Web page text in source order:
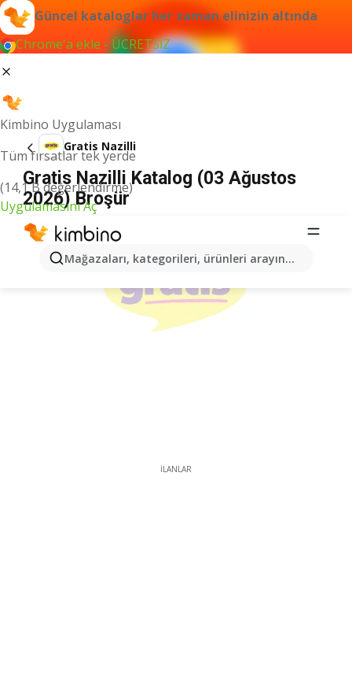
Güncel kataloglar her zaman elinizin altında
Chrome'a ekle - ÜCRETSİZ
Kimbino Uygulaması
Tüm fırsatlar tek yerde
(14,1 B değerlendirme)
Uygulamasını Aç
Mağazaları, kategorileri, ürünleri arayın...
Gratis Nazilli
Gratis Nazilli Katalog (03 Ağustos
2026) Broşür
İLANLAR